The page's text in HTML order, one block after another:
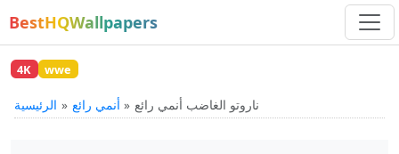
BestHQWallpapers
4K wwe
الرئيسية أنمي رائع ناروتو الغاضب أنمي رائع